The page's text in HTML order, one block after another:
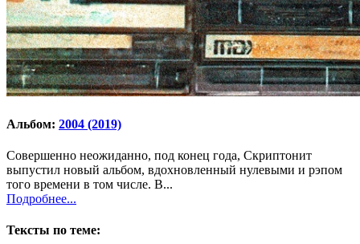
Альбом: 2004 (2019)
Совершенно неожиданно, под конец года, Скриптонит
выпустил новый альбом, вдохновленный нулевыми и рэпом
того времени в том числе. В...
Подробнее...
Тексты по теме: